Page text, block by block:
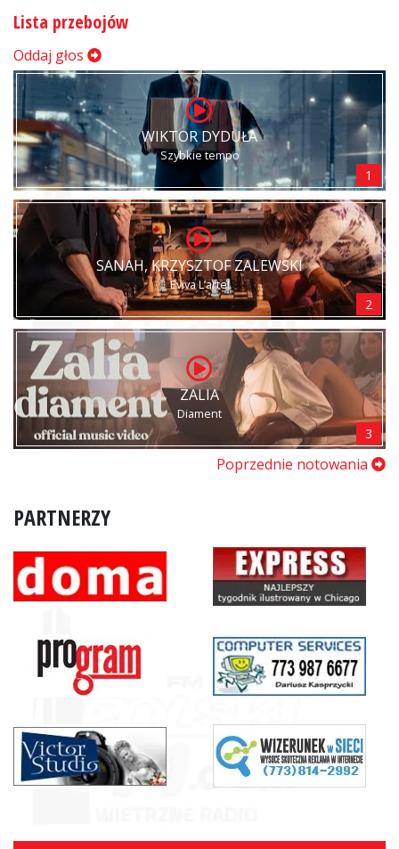
Lista przebojów
Oddaj głos
WIKTOR DYDUŁA
Szybkie tempo
1
SANAH, KRZYSZTOF ZALEWSKI
Eviva L’arte!
2
ZALIA
Diament
3
Poprzednie notowania
PARTNERZY